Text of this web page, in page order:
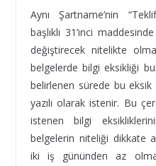
Aynı Şartname’nin
başlıklı 31’inci
değiştirecek nitelikte
belgelerde bilgi eksikliği
belirlenen sürede bu eksik
yazılı olarak istenir. Bu
istenen bilgi
belgelerin niteliği dikkate
iki iş gününden az